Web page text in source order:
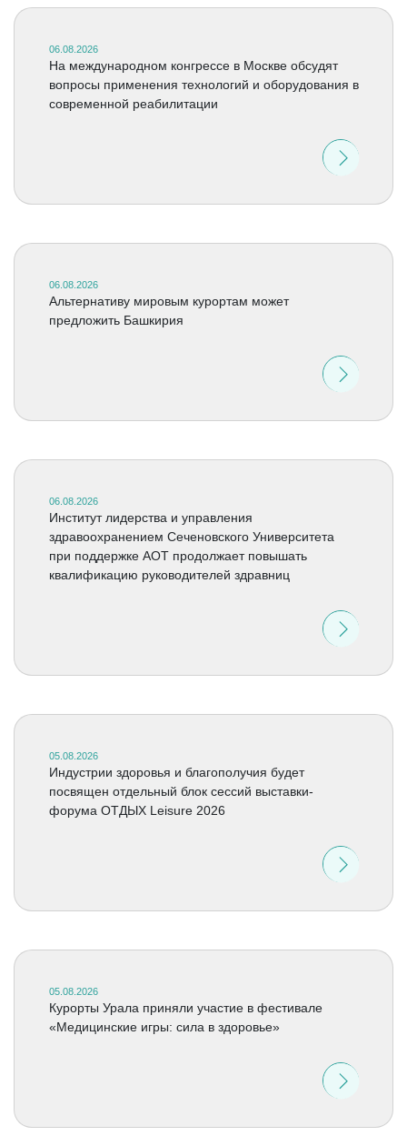
06.08.2026
На международном конгрессе в Москве обсудят
вопросы применения технологий и оборудования в
современной реабилитации
06.08.2026
Альтернативу мировым курортам может
предложить Башкирия
06.08.2026
Институт лидерства и управления
здравоохранением Сеченовского Университета
при поддержке АОТ продолжает повышать
квалификацию руководителей здравниц
05.08.2026
Индустрии здоровья и благополучия будет
посвящен отдельный блок сессий выставки-
форума ОТДЫХ Leisure 2026
05.08.2026
Курорты Урала приняли участие в фестивале
«Медицинские игры: сила в здоровье»